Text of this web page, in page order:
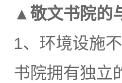
▲ 敬文书院的
1、环境设施
书院拥有独立